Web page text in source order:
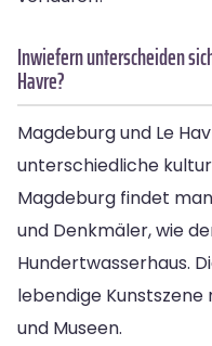
Inwiefern unterscheiden
Havre?
Magdeburg und Le
unterschiedliche
Magdeburg findet
und Denkmäler, wie
Hundertwasserhaus.
lebendige
und Museen.